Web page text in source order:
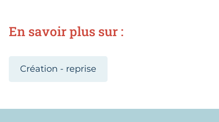
En savoir plus sur :
Création - reprise